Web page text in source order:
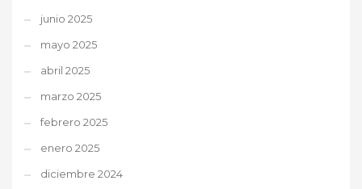
junio 2025
mayo 2025
abril 2025
marzo 2025
febrero 2025
enero 2025
diciembre 2024